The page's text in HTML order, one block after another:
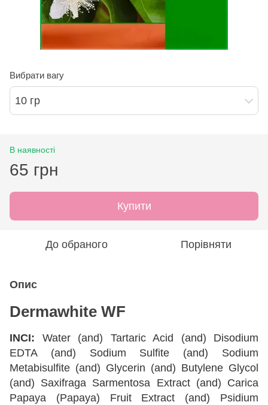
Вибрати вагу
10 гр
В наявності
65 грн
Купити
До обраного Порівняти
Опис
Dermawhite WF
INCI: Water (and) Tartaric Acid (and) Disodium
EDTA (and) Sodium Sulfite (and) Sodium
Metabisulfite (and) Glycerin (and) Butylene Glycol
(and) Saxifraga Sarmentosa Extract (and) Carica
Papaya (Papaya) Fruit Extract (and) Psidium